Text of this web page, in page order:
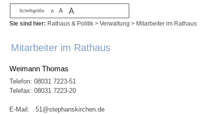
Schriftgröße A A A
Sie sind hier: Rathaus & Politik >Verwaltung > Mitarbeiter im Rathaus
Mitarbeiter im Rathaus
Weimann Thomas
Telefon:08031 7223-51
Telefax: 08031 7223-20
E-Mail:51@stephanskirchen.de